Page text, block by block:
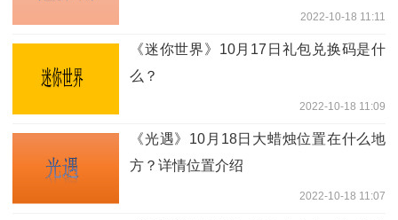
2022-10-18 11:11
《迷你世界》10月17日礼包兑换码是什
么？
2022-10-18 11:09
《光遇》10月18日大蜡烛位置在什么地
方？详情位置介绍
2022-10-18 11:07